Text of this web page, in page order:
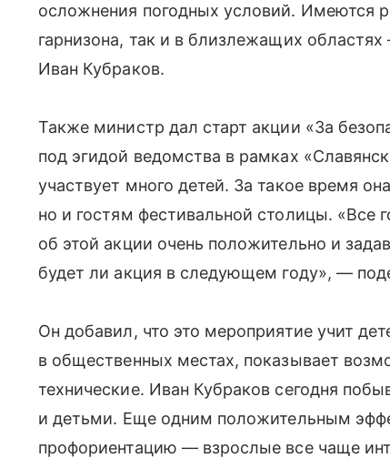
осложнения погодных условий. Имеются
гарнизона, так и в близлежащих
Иван Кубраков.
Также министр дал старт акции «За
под эгидой ведомства в рамках
участвует много детей. За такое время
но и гостям фестивальной столицы. «Все
об этой акции очень положительно и
будет ли акция в следующем году», —
Он добавил, что это мероприятие учит
в общественных местах, показывает
технические. Иван Кубраков сегодня
и детьми. Еще одним положительным
профориентацию — взрослые все чаще